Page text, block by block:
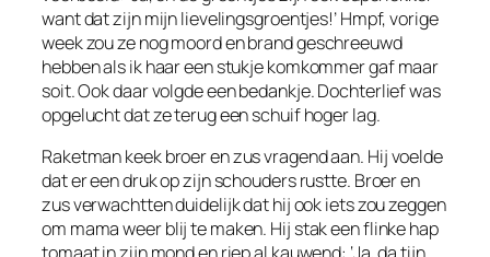
want dat zijn mijn lievelingsgroentjes!’ Hmpf, vorige
week zou ze nog moord en brand geschreeuwd
hebben als ik haar een stukje komkommer gaf maar
soit. Ook daar volgde een bedankje. Dochterlief was
opgelucht dat ze terug een schuif hoger lag.
Raketman keek broer en zus vragend aan. Hij voelde
dat er een druk op zijn schouders rustte. Broer en
zus verwachtten duidelijk dat hij ook iets zou zeggen
om mama weer blij te maken. Hij stak een flinke hap